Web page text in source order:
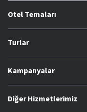
Otel Temaları
Turlar
Kampanyalar
Diğer Hizmetlerimiz